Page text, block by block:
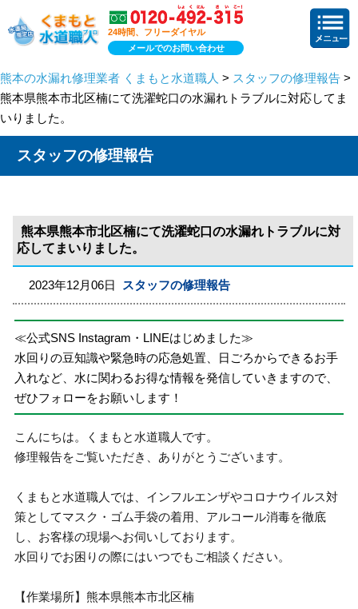
24時間、フリーダイヤル
メールでのお問い合わせ
熊本の水漏れ修理業者 くまもと水道職人 > スタッフの修理報告 >
熊本県熊本市北区楠にて洗濯蛇口の水漏れトラブルに対応してま
いりました。
スタッフの修理報告
熊本県熊本市北区楠にて洗濯蛇口の水漏れトラブルに対
応してまいりました。
2023年12月06日 スタッフの修理報告
≪公式SNS Instagram・LINEはじめました≫
水回りの豆知識や緊急時の応急処置、日ごろからできるお手
入れなど、水に関わるお得な情報を発信していきますので、
ぜひフォローをお願いします！
こんにちは。くまもと水道職人です。
修理報告をご覧いただき、ありがとうございます。
くまもと水道職人では、インフルエンザやコロナウイルス対
策としてマスク・ゴム手袋の着用、アルコール消毒を徹底
し、お客様の現場へお伺いしております。
水回りでお困りの際にはいつでもご相談ください。
【作業場所】熊本県熊本市北区楠